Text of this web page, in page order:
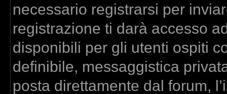
necessario registrarsi per
registrazione ti darà accesso
disponibili per gli utenti ospiti
definibile, messaggistica
posta direttamente dal forum,